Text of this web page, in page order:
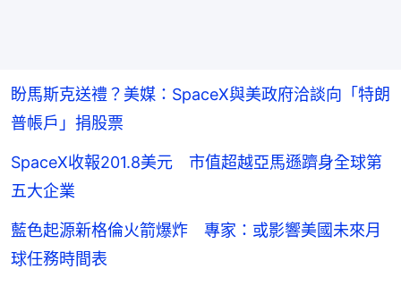
盼馬斯克送禮？美媒：SpaceX與美政府洽談向「特朗
普帳戶」捐股票
SpaceX收報201.8美元 市值超越亞馬遜躋身全球第
五大企業
藍色起源新格倫火箭爆炸 專家：或影響美國未來月
球任務時間表